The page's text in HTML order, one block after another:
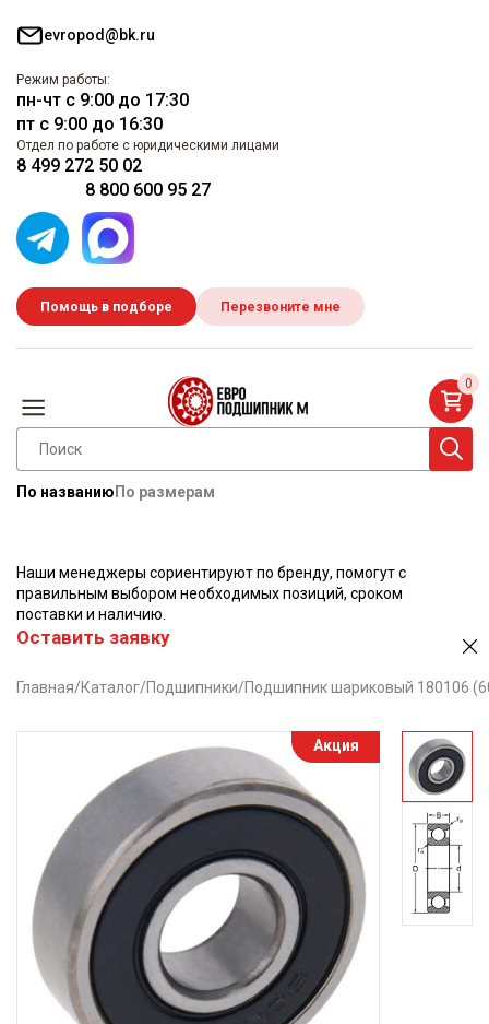
evropod@bk.ru
Режим работы:
пн-чт с 9:00 до 17:30
пт с 9:00 до 16:30
Отдел по работе с юридическими лицами
8 499 272 50 02
8 800 600 95 27
Помощь в подборе Перезвоните мне
По названию По размерам
0
Наши менеджеры сориентируют по бренду, помогут с
правильным выбором необходимых позиций, сроком
поставки и наличию.
Оставить заявку
Главная/Каталог/Подшипники/Подшипник шариковый 180106
Акция